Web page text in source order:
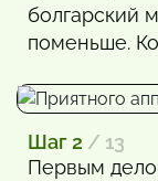
болгарский
поменьше.
Шаг 2 / 13
Первым